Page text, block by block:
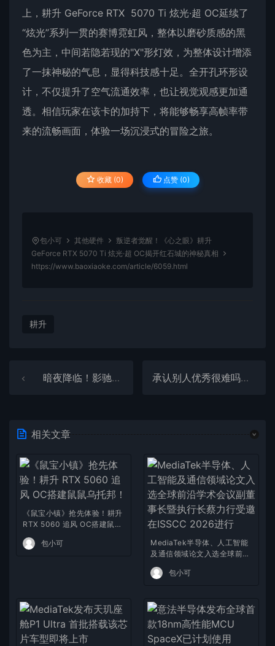
上，耕升 GeForce RTX 5070 Ti 炫光·超 OC延续了
“炫光”系列一贯的赛博霓虹风，整体以磨砂质感的黑
色为主，中间若隐若现的"X"形灯效，为整体设计增添
了一抹神秘的气息，显得科技感十足。全开孔环形设
计，不仅提升了空气流通效率，也让视觉观感更加通
透。相信玩家在该卡的加持下，将能够畅享高帧率带
来的流畅画面，体验一场沉浸式的冒险之旅。
收藏 (0) 点赞 (0)
包小可 其他硬件
叛逆者觉醒！《心之眼》耕升
GeForce RTX 5070 Ti 炫光·超 OC揭开红石城的神秘真相
https://www.baoxiaoke.com/article/6059.html
耕升
暗夜降临！影驰RTX 5070 Ti 星曜NOX OC正式发售！ 承认别人优秀很难吗！玄戒O1确认小米自研：高通苹果也从套用公版开始
相关文章
《鼠宝小镇》抢先体验！耕升
RTX 5060 追风 OC搭建鼠鼠
乌托邦！
包小可
MediaTek半导体、人工智能
及通信领域论文入选全球前沿
学术会议副董事长暨执行长蔡
力行受邀在ISSCC 2026进行
包小可